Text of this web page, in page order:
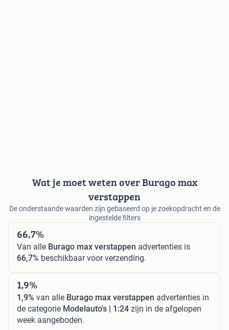
Wat je moet weten over Burago max
verstappen
De onderstaande waarden zijn gebaseerd op je zoekopdracht en de
ingestelde filters
66,7%
Van alle Burago max verstappen advertenties is
66,7% beschikbaar voor verzending.
1,9%
1,9% van alle Burago max verstappen advertenties in
de categorie Modelauto's | 1:24 zijn in de afgelopen
week aangeboden.